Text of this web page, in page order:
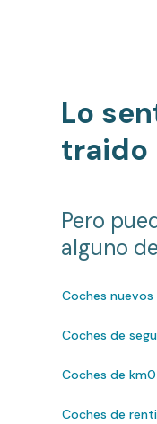
Lo
traido
Pero
alguno
Coches nuevos
Coches de
Coches de km0
Coches de